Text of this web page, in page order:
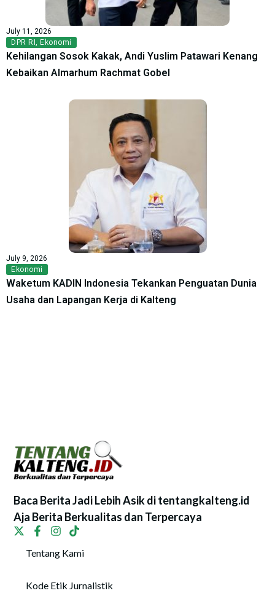
July 11, 2026
DPR RI Ekonomi
Kehilangan Sosok Kakak, Andi Yuslim Patawari Kenang
Kebaikan Almarhum Rachmat Gobel
July 9, 2026
Ekonomi
Waketum KADIN Indonesia Tekankan Penguatan Dunia
Usaha dan Lapangan Kerja di Kalteng
Baca Berita Jadi Lebih Asik di tentangkalteng.id
Aja Berita Berkualitas dan Terpercaya
Tentang Kami
Kode Etik Jurnalistik